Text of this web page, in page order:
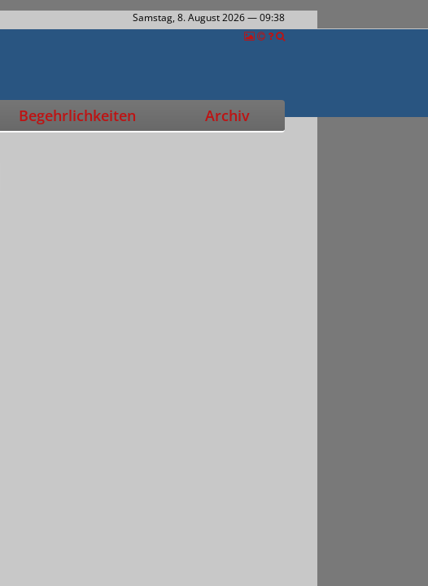
Samstag, 8. August 2026— 09:38
Begehrlichkeiten Archiv